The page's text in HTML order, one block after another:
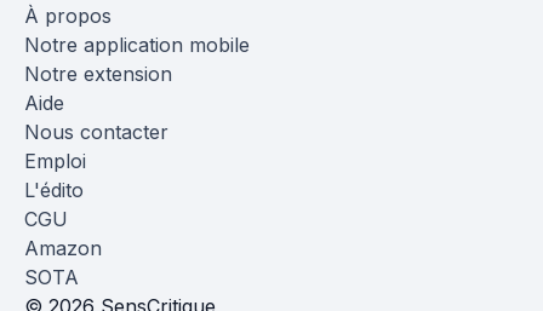
À propos
Notre application mobile
Notre extension
Aide
Nous contacter
Emploi
L'édito
CGU
Amazon
SOTA
© 2026 SensCritique